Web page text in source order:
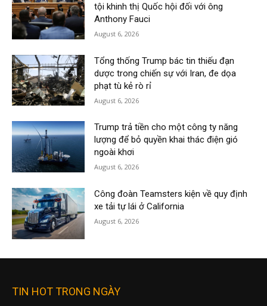
tội khinh thị Quốc hội đối với ông
Anthony Fauci
August 6, 2026
Tổng thống Trump bác tin thiếu đạn
dược trong chiến sự với Iran, đe dọa
phạt tù kẻ rò rỉ
August 6, 2026
Trump trả tiền cho một công ty năng
lượng để bỏ quyền khai thác điện gió
ngoài khơi
August 6, 2026
Công đoàn Teamsters kiện về quy định
xe tải tự lái ở California
August 6, 2026
TIN HOT TRONG NGÀY